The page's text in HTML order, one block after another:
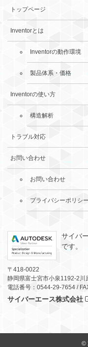
トップページ
Inventorとは
Inventorの動作環境
製品体系・価格
Inventorの使い方
構造解析
トラブル対応
お問い合わせ
お問い合わせ
プライバシーポリシー
サイバ
です。
〒418-0022
静岡県富士宮市小泉1192-2川
電話番号：0544-29-7654 /
サイバーエース株式会社
©